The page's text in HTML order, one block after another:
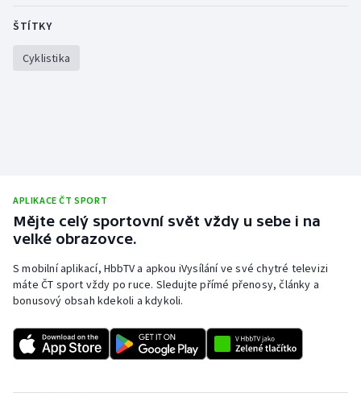
ŠTÍTKY
Cyklistika
APLIKACE ČT SPORT
Mějte celý sportovní svět vždy u sebe i na
velké obrazovce.
S mobilní aplikací, HbbTV a apkou iVysílání ve své chytré televizi
máte ČT sport vždy po ruce. Sledujte přímé přenosy, články a
bonusový obsah kdekoli a kdykoli.